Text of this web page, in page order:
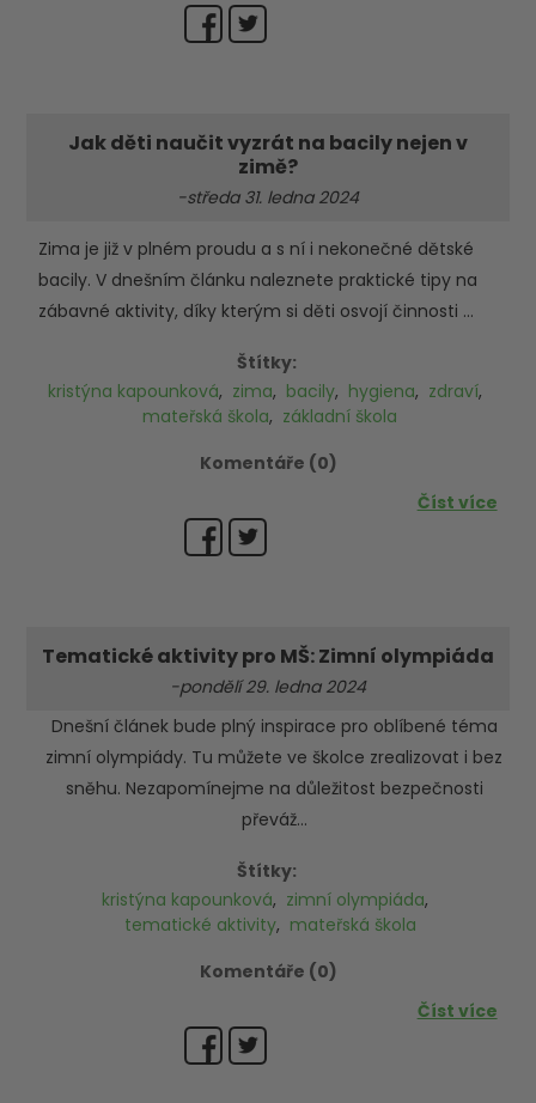
Jak děti naučit vyzrát na bacily nejen v
zimě?
-středa 31. ledna 2024
Zima je již v plném proudu a s ní i nekonečné dětské
bacily. V dnešním článku naleznete praktické tipy na
zábavné aktivity, díky kterým si děti osvojí činnosti ...
Štítky:
kristýna kapounková, zima, bacily, hygiena, zdraví,
mateřská škola, základní škola
Komentáře (0)
Číst více
Tematické aktivity pro MŠ: Zimní olympiáda
-pondělí 29. ledna 2024
Dnešní článek bude plný inspirace pro oblíbené téma
zimní olympiády. Tu můžete ve školce zrealizovat i bez
sněhu. Nezapomínejme na důležitost bezpečnosti
převáž...
Štítky:
kristýna kapounková, zimní olympiáda,
tematické aktivity, mateřská škola
Komentáře (0)
Číst více